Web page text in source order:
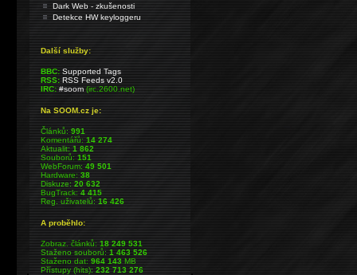
Dark Web - zkušenosti
Detekce HW keyloggeru
Další služby:
BBC: Supported Tags
RSS: RSS Feeds v2.0
IRC: #soom(irc.2600.net)
Na SOOM.cz je:
Článků:991
Komentářů:14 274
Aktualit:1 862
Souborů:151
WebForum:49 501
Hardware:38
Diskuze:20 632
BugTrack:4 415
Reg. uživatelů:16 426
A proběhlo:
Zobraz. článků:18 249 531
Staženo souborů:1 463 526
Staženo dat:964 143MB
Přístupy (hits):232 713 276